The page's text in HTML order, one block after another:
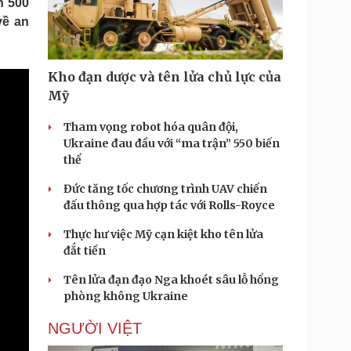
nghiệp 24h
nhân
Vì cộng đồng
Tin Công nghệ
Trải nghiệm
Chuyển đổi số
Podcast
Đọc truyện đêm khuya
Cửa sổ tình yêu
500
an
Kho đạn dược và tên lửa chủ lực của
Mỹ
Tham vọng robot hóa quân đội,
Ukraine đau đầu với “ma trận” 550 biến
thể
Đức tăng tốc chương trình UAV chiến
đấu thông qua hợp tác với Rolls-Royce
Thực hư việc Mỹ cạn kiệt kho tên lửa
đắt tiền
Tên lửa đạn đạo Nga khoét sâu lỗ hổng
phòng không Ukraine
NGƯỜI VIỆT